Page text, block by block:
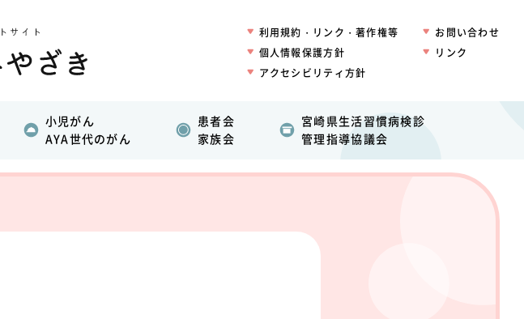
利用規約・リンク・著作権等
個人情報保護方針
アクセシビリティ方針
お問い合わせ
リンク
小児がん
AYA世代のがん
患者会
家族会
宮崎県生活習慣病検診
管理指導協議会